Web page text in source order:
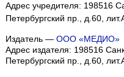
Адрес учредителя: 198516
Петербургский пр., д.60,
Издатель — ООО «МЕДИО»
Адрес издателя: 198516
Петербургский пр., д.60,